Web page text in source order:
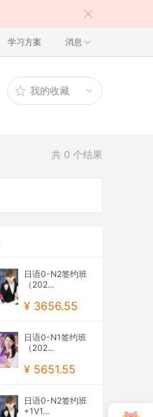
学习方案 消息
我的收藏
共 0 个结果
日语0-N2签约班
（202...
¥ 3656.55
日语0-N1签约班
（202...
¥ 5651.55
日语0-N2签约班
+1V1...